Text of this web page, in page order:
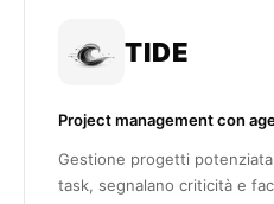
TIDE
Project management con
Gestione progetti
task, segnalano criticità e